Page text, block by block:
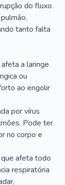
do fluxo
tanto falta
a laringe
ou
ao engolir
por vírus
Pode ter
no corpo e
afeta todo
respiratória